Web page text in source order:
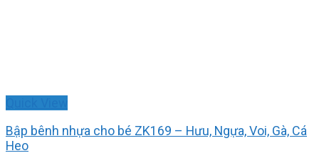
Bập bênh nhựa cho bé ZK169 – Hưu, Ngựa, Voi, Gà, Cá
Heo